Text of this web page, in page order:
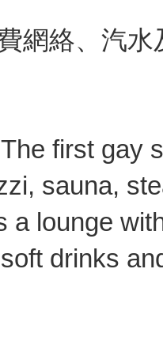
網絡、汽水
first gay
sauna,
a lounge
drinks